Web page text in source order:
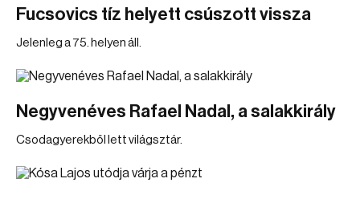
Fucsovics tíz helyett csúszott vissza
Jelenleg a 75. helyen áll.
Negyvenéves Rafael Nadal, a salakkirály
Csodagyerekből lett világsztár.